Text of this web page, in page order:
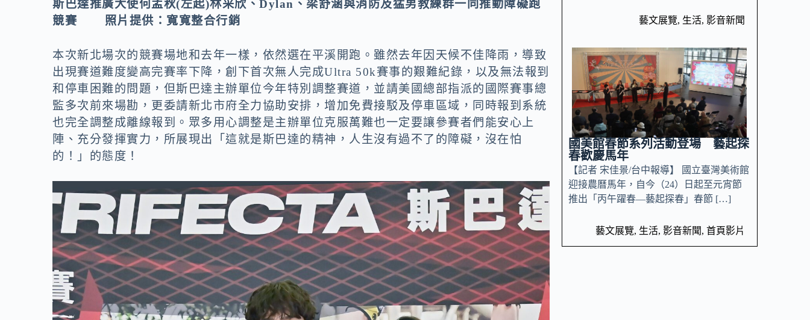
斯巴達推廣大使何孟秋(左起)林采欣、Dylan、梁舒涵與消防及猛男教練群一同推動障礙跑
競賽 照片提供：寬寬整合行銷
本次新北場次的競賽場地和去年一樣，依然選在平溪開跑。雖然去年因天候不佳降雨，導致
出現賽道難度變高完賽率下降 ，創下首次無人完成Ultra 50k賽事的艱難紀錄 ，以及無法報到
和停車困難的問題，但斯巴達主辦單位今年特別調整賽道，並請美國總部指派的國際賽事總
監多次前來場勘，更委請新北市府全力協助安排， 增加免費接駁及停車區域 ，同時報到系統
也完全調整成離線報到。眾多用心調整是主辦單位克服萬難也一定要讓參賽者們能安心上
陣、充分發揮實力，所展現出「這就是斯巴達的精神，人生沒有過不了的障礙，沒在怕
的！」的態度！
藝文展覽, 生活, 影音新聞
國美館春節系列活動登場 藝起探
春歡慶馬年
【記者 宋佳景/台中報導】 國立臺灣美術館
迎接農曆馬年，自今（24）日起至元宵節
推出「丙午躍春—藝起探春」春節 […]
藝文展覽, 生活, 影音新聞, 首頁影片